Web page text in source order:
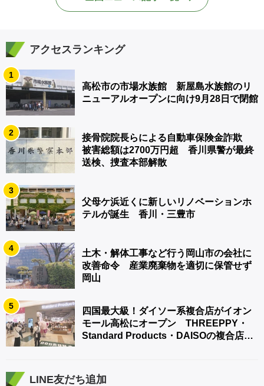
アクセスランキング
1
高松市の市場水族館 新屋島水族館のリ
ニューアルオープンに向け9月28日で閉館
2
接骨院院長らによる自動車保険金詐欺
被害総額は2700万円超 香川県警が最終
送検、捜査本部解散
3
父母ケ浜近くに新しいリノベーションホ
テルが誕生 香川・三豊市
4
土木・解体工事など行う岡山市の会社に
改善命令 産業廃棄物を適切に保管せず
岡山
5
四国最大級！ダイソー系複合店がイオン
モール高松にオープン THREEPPY・
Standard Products・DAISOの複合店は
LINE友だち追加